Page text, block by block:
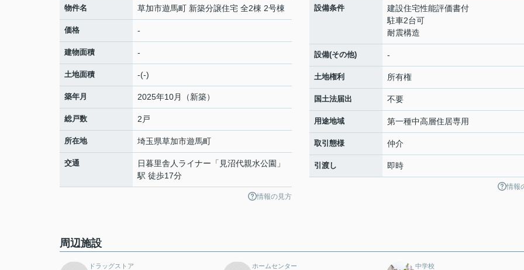
物件名 草加市遊馬町 新築分譲住宅 全2棟 2号棟
価格 -
建物面積 -
土地面積 -(-)
築年月 2025年10月（新築）
総戸数 2戸
所在地 埼玉県草加市遊馬町
交通 日暮里舎人ライナー 「 見沼代親水公園 」
駅 徒歩17分
情報の見方
設備条件
建設住宅性能評価書付
駐車2台可
耐震構造
設備(その他) -
土地権利 所有権
国土法届出 不要
用途地域 第一種中高層住居専用
取引態様 仲介
引渡し 即時
情報
周辺施設
ドラッグストア ホームセンター 中学校